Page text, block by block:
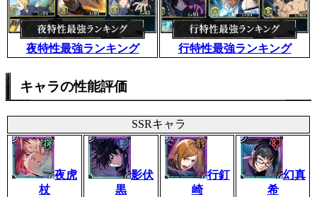
夜特性最強ランキング 行特性最強ランキング
キャラの性能評価
SSRキャラ
夜虎
杖
影伏
黒
行釘
崎
幻真
希